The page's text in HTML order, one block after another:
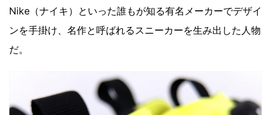
Nike（ナイキ）といった誰もが知る有名メーカーでデザイ
ンを手掛け、名作と呼ばれるスニーカーを生み出した人物
だ。